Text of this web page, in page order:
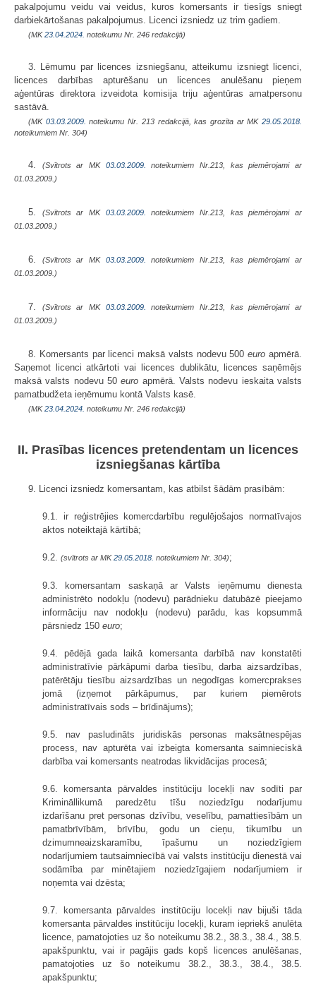
pakalpojumu veidu vai veidus, kuros komersants ir tiesīgs sniegt
darbiekārtošanas pakalpojumus. Licenci izsniedz uz trim gadiem.
(MK23.04.2024. noteikumu Nr. 246 redakcijā)
3. Lēmumu par licences izsniegšanu, atteikumu izsniegt licenci,
licences darbības apturēšanu un licences anulēšanu pieņem
aģentūras direktora izveidota komisija triju aģentūras amatpersonu
sastāvā.
(MK 03.03.2009. noteikumu Nr. 213 redakcijā, kas grozīta ar MK29.05.2018.
noteikumiem Nr. 304)
4. (Svītrots ar MK 03.03.2009.
noteikumiem Nr.213, kas piemērojami ar
01.03.2009.)
5. (Svītrots ar MK 03.03.2009.
noteikumiem Nr.213, kas piemērojami ar
01.03.2009.)
6. (Svītrots ar MK 03.03.2009.
noteikumiem Nr.213, kas piemērojami ar
01.03.2009.)
7. (Svītrots ar MK 03.03.2009.
noteikumiem Nr.213, kas piemērojami ar
01.03.2009.)
8. Komersants par licenci maksā valsts nodevu 500 euro apmērā.
Saņemot licenci atkārtoti vai licences dublikātu, licences saņēmējs
maksā valsts nodevu 50euro apmērā. Valsts nodevu ieskaita valsts
pamatbudžeta ieņēmumu kontā Valsts kasē.
(MK23.04.2024. noteikumu Nr. 246 redakcijā)
II. Prasības licences pretendentam un licences
izsniegšanas kārtība
9. Licenci izsniedz komersantam, kas atbilst šādām prasībām:
9.1. ir reģistrējies komercdarbību regulējošajos normatīvajos
aktos noteik­tajā kārtībā;
9.2. (svītrots ar MK29.05.2018. noteikumiem Nr. 304);
9.3. komersantam saskaņā ar Valsts ieņēmumu dienesta
administrēto nodokļu (nodevu) parādnieku datubāzē pieejamo
informāciju nav nodokļu (nodevu) parādu, kas kopsummā
pārsniedz 150 euro;
9.4. pēdējā gada laikā komersanta darbībā nav konstatēti
administratīvie pārkāpumi darba tiesību, darba aizsardzības,
patērētāju tiesību aizsardzības un negodīgas komercprakses
jomā (izņemot pārkāpumus, par kuriem piemērots
administratīvais sods – brīdinājums);
9.5. nav pasludināts juridiskās personas maksātnespējas
process, nav apturēta vai izbeigta komersanta saimnieciskā
darbība vai komersants neatrodas likvidācijas procesā;
9.6. komersanta pārvaldes institūciju locekļi nav sodīti par
Krimināl­likumā paredzētu tīšu noziedzīgu nodarījumu
izdarīšanu pret personas dzīvību, veselību, pamattiesībām un
pamatbrīvībām, brīvību, godu un cieņu, tikumību un
dzimumneaizskaramību, īpašumu un noziedzīgiem
nodarījumiem tautsaimniecībā vai valsts institūciju dienestā vai
sodāmība par minētajiem noziedzī­gajiem nodarījumiem ir
noņemta vai dzēsta;
9.7. komersanta pārvaldes institūciju locekļi nav bijuši tāda
komersanta pārvaldes institūciju locekļi, kuram iepriekš anulēta
licence, pamatojoties uz šo noteikumu 38.2., 38.3., 38.4., 38.5.
apakšpunktu, vai ir pagājis gads kopš licences anulēšanas,
pamatojoties uz šo noteikumu 38.2., 38.3., 38.4., 38.5.
apakšpunktu;